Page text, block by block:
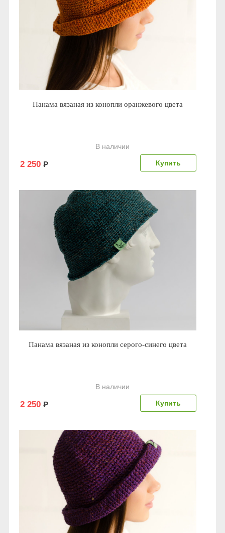
Панама вязаная из конопли оранжевого цвета
В наличии
2 250 Р
Панама вязаная из конопли серого-синего цвета
В наличии
2 250 Р